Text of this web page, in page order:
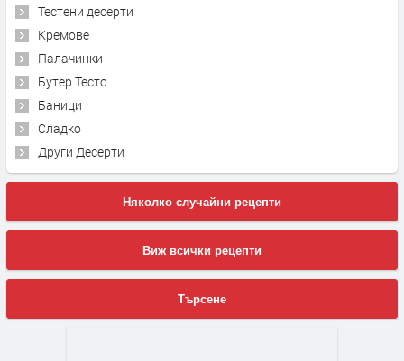
Тестени десерти
Кремове
Палачинки
Бутер Тесто
Баници
Сладко
Други Десерти
Няколко случайни рецепти
Виж всички рецепти
Търсене